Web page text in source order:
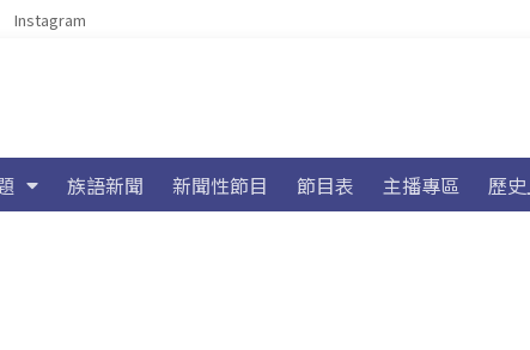
Instagram
族語新聞 新聞性節目 節目表 主播專區 歷